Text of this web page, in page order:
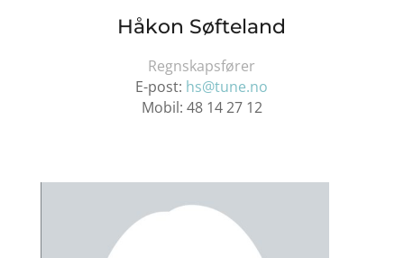
Håkon Søfteland
Regnskapsfører
E-post: hs@tune.no
Mobil: 4814 27 12